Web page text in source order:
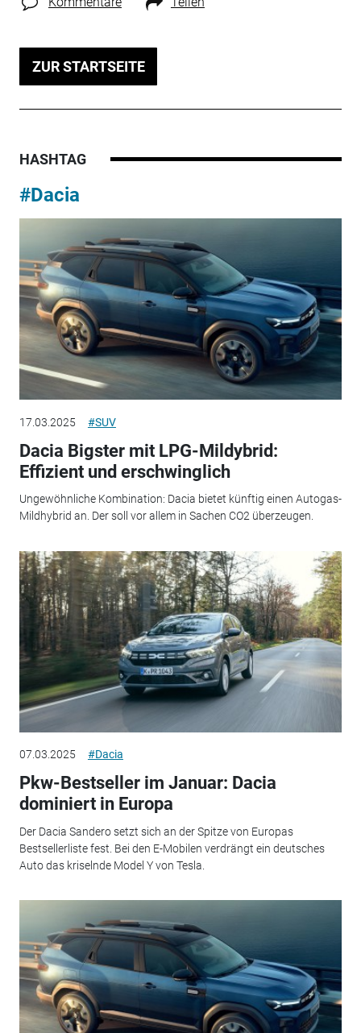
ZUR STARTSEITE
HASHTAG
#Dacia
17.03.2025 #SUV
Dacia Bigster mit LPG-Mildybrid:
Effizient und erschwinglich
Ungewöhnliche Kombination: Dacia bietet künftig einen Autogas-
Mildhybrid an. Der soll vor allem in Sachen CO2 überzeugen.
07.03.2025 #Dacia
Pkw-Bestseller im Januar: Dacia
dominiert in Europa
Der Dacia Sandero setzt sich an der Spitze von Europas
Bestsellerliste fest. Bei den E-Mobilen verdrängt ein deutsches
Auto das kriselnde Model Y von Tesla.